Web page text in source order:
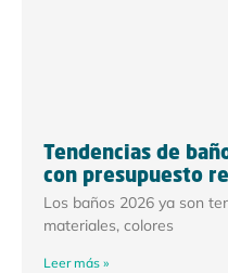
Tendencias de
con presupuesto
Los baños 2026 ya son
materiales, colores
Leer más »